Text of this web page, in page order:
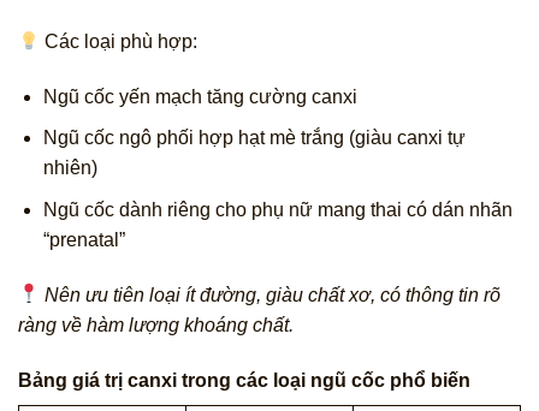
Các loại phù hợp:
Ngũ cốc yến mạch tăng cường canxi
Ngũ cốc ngô phối hợp hạt mè trắng (giàu canxi tự
nhiên)
Ngũ cốc dành riêng cho phụ nữ mang thai có dán nhãn
“prenatal”
Nên ưu tiên loại ít đường, giàu chất xơ, có thông tin rõ
ràng về hàm lượng khoáng chất.
Bảng giá trị canxi trong các loại ngũ cốc phổ biến